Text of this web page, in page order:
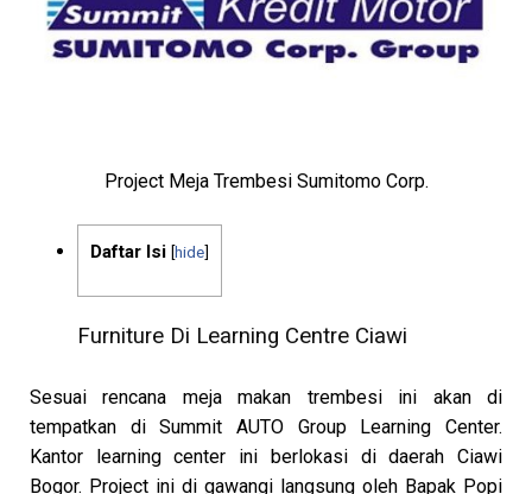
Project Meja Trembesi Sumitomo Corp.
Daftar Isi [hide]
Furniture Di Learning Centre Ciawi
Sesuai rencana meja makan trembesi ini akan di
tempatkan di Summit AUTO Group Learning Center.
Kantor learning center ini berlokasi di daerah Ciawi
Bogor. Project ini di gawangi langsung oleh Bapak Popi